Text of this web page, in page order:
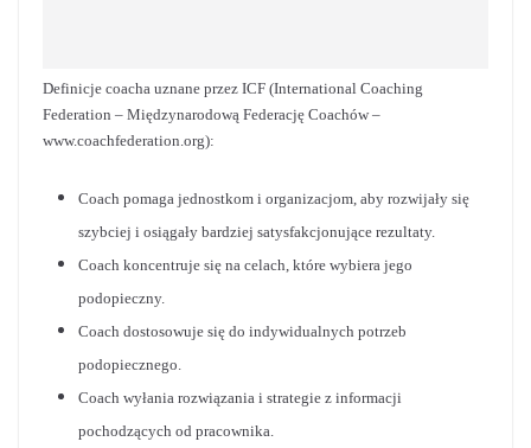
Definicje coacha uznane przez ICF (International Coaching
Federation – Międzynarodową Federację Coachów –
www.coachfederation.org):
Coach pomaga jednostkom i organizacjom, aby rozwijały się
szybciej i osiągały bardziej satysfakcjonujące rezultaty.
Coach koncentruje się na celach, które wybiera jego
podopieczny.
Coach dostosowuje się do indywidualnych potrzeb
podopiecznego.
Coach wyłania rozwiązania i strategie z informacji
pochodzących od pracownika.